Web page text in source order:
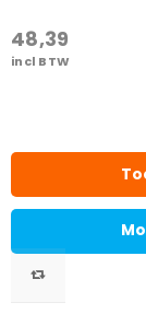
48,39
incl BTW